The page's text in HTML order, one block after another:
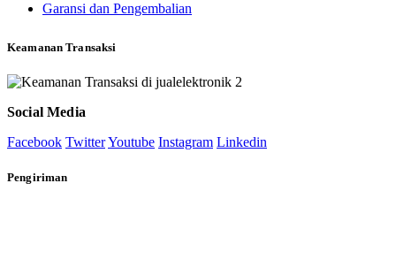
Garansi dan Pengembalian
Keamanan Transaksi
Social Media
Facebook TwitterYoutube Instagram Linkedin
Pengiriman